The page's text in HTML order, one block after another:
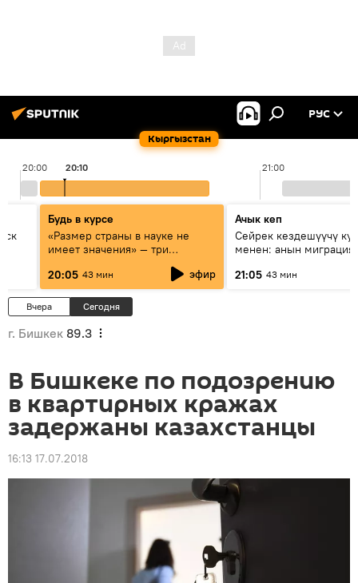
Кыргызстан
РУС
20:00 21:00
20:10
Будь в курсе
«Размер страны в науке не
имеет значения» — три
эксперта о сотрудничестве
России и Кыргызстана в
образовании и исследованиях
20:05 43 мин эфир
Ачык кеп
Сейрек кездешүүчү
менен: анын
21:05 43 мин
Вчера Сегодня
г. Бишкек 89.3
В Бишкеке по подозрению
в квартирных кражах
задержаны казахстанцы
16:13 17.07.2018